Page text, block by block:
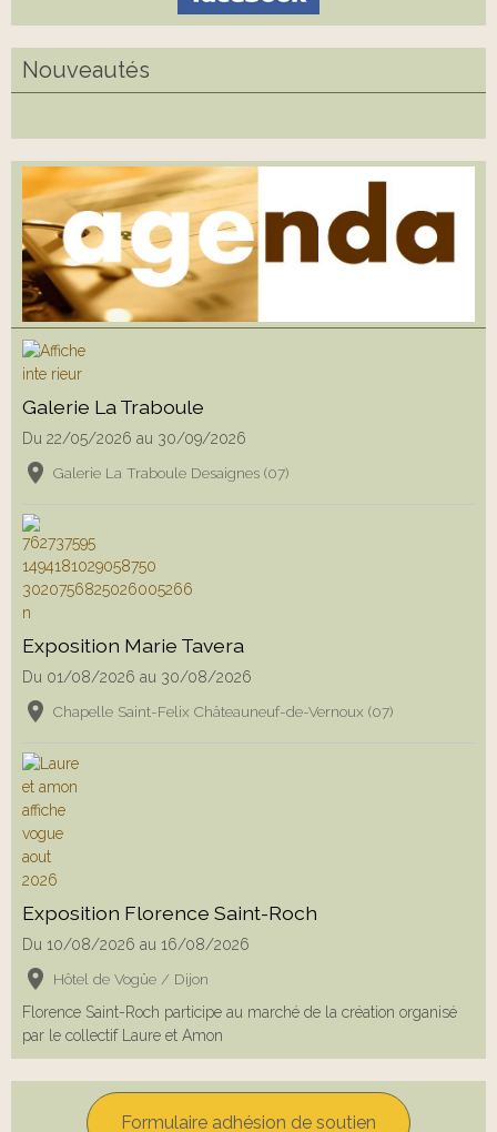
Nouveautés
Galerie La Traboule
Du 22/05/2026 au 30/09/2026
Galerie La Traboule Desaignes (07)
Exposition Marie Tavera
Du 01/08/2026 au 30/08/2026
Chapelle Saint-Felix Châteauneuf-de-Vernoux (07)
Exposition Florence Saint-Roch
Du 10/08/2026 au 16/08/2026
Hôtel de Vogüe / Dijon
Florence Saint-Roch participe au marché de la création organisé
par le collectif Laure et Amon
Formulaire adhésion de soutien